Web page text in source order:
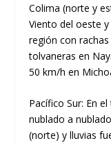
Colima (norte y
Viento del oeste
región con
tolvaneras en
50 km/h en
Pacífico Sur: En
nublado a
(norte) y lluvias